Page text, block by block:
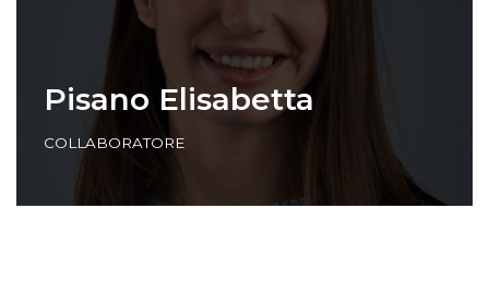
Pisano Elisabetta
COLLABORATORE